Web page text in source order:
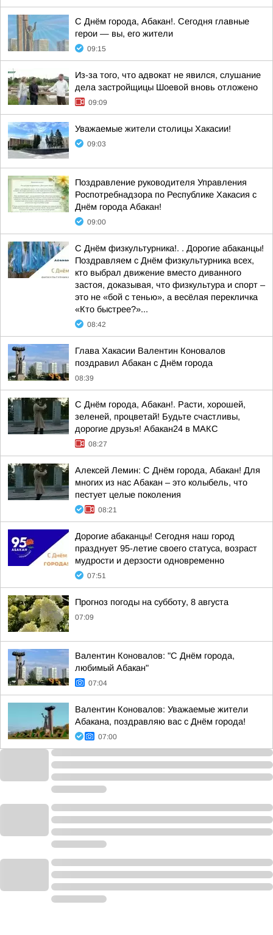
С Днём города, Абакан!. Сегодня главные
герои — вы, его жители
09:15
Из-за того, что адвокат не явился, слушание
дела застройщицы Шоевой вновь отложено
09:09
Уважаемые жители столицы Хакасии!
09:03
Поздравление руководителя Управления
Роспотребнадзора по Республике Хакасия с
Днём города Абакан!
09:00
С Днём физкультурника!. . Дорогие абаканцы!
Поздравляем с Днём физкультурника всех,
кто выбрал движение вместо диванного
застоя, доказывая, что физкультура и спорт –
это не «бой с тенью», а весёлая перекличка
«Кто быстрее?»...
08:42
Глава Хакасии Валентин Коновалов
поздравил Абакан с Днём города
08:39
С Днём города, Абакан!. Расти, хорошей,
зеленей, процветай! Будьте счастливы,
дорогие друзья! Абакан24 в МАКС
08:27
Алексей Лемин: С Днём города, Абакан! Для
многих из нас Абакан – это колыбель, что
пестует целые поколения
08:21
Дорогие абаканцы! Сегодня наш город
празднует 95-летие своего статуса, возраст
мудрости и дерзости одновременно
07:51
Прогноз погоды на субботу, 8 августа
07:09
Валентин Коновалов: "С Днём города,
любимый Абакан"
07:04
Валентин Коновалов: Уважаемые жители
Абакана, поздравляю вас с Днём города!
07:00